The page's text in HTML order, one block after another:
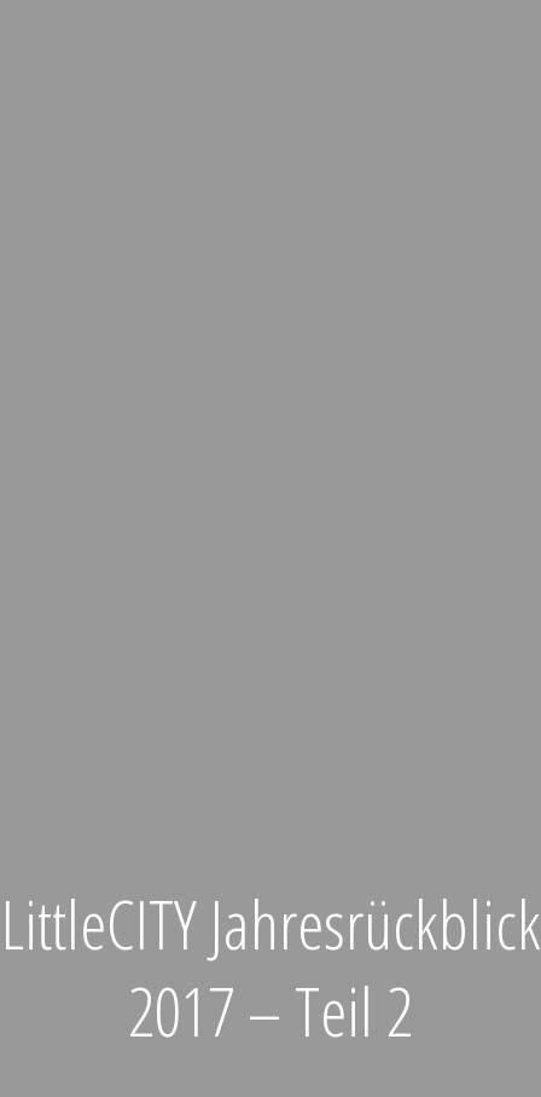
LittleCITY Jahresrückblick
2017 – Teil 2